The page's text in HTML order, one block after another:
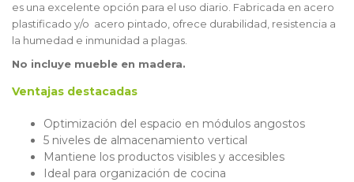
es una excelente opción para el uso diario. Fabricada en acero
plastificado y/o acero pintado, ofrece durabilidad, resistencia a
la humedad e inmunidad a plagas.
No incluye mueble en madera.
Ventajas destacadas
Optimización del espacio en módulos angostos
5 niveles de almacenamiento vertical
Mantiene los productos visibles y accesibles
Ideal para organización de cocina